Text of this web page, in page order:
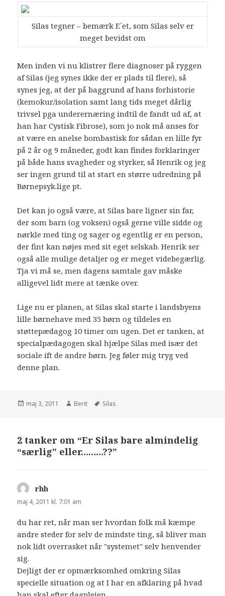
Silas tegner – bemærk E´et, som Silas selv er
meget bevidst om
Men inden vi nu klistrer flere diagnoser på ryggen
af Silas (jeg synes ikke der er plads til flere), så
synes jeg, at der på baggrund af hans forhistorie
(kemokur/isolation samt lang tids meget dårlig
trivsel pga underernæring indtil de fandt ud af, at
han har Cystisk Fibrose), som jo nok må anses for
at være en anelse bombastisk for sådan en lille fyr
på 2 år og 9 måneder, godt kan findes forklaringer
på både hans svagheder og styrker, så Henrik og jeg
ser ingen grund til at start en større udredning på
Børnepsyk.lige pt.
Det kan jo også være, at Silas bare ligner sin far,
der som barn (og voksen) også gerne ville sidde og
nørkle med ting og sager og egentlig er en person,
der fint kan nøjes med sit eget selskab. Henrik ser
også alle mulige detaljer og er meget videbegærlig.
Tja vi må se, men dagens samtale gav måske
alligevel lidt mere at tænke over.
Lige nu er planen, at Silas skal starte i landsbyens
lille børnehave med 35 børn og tildeles en
støttepædagog 10 timer om ugen. Det er tanken, at
specialpædagogen skal hjælpe Silas med især det
sociale ift de andre børn. Jeg føler mig tryg ved
denne plan.
maj 3, 2011 Berit Silas
2 tanker om “Er Silas bare almindelig
“særlig” eller………??”
rhh
maj 4, 2011 kl. 7:01 am
du har ret, når man ser hvordan folk må kæmpe
andre steder for selv de mindste ting, så bliver man
nok lidt overrasket når "systemet" selv henvender
sig.
Dejligt der er opmærksomhed omkring Silas
specielle situation og at I har en afklaring på hvad